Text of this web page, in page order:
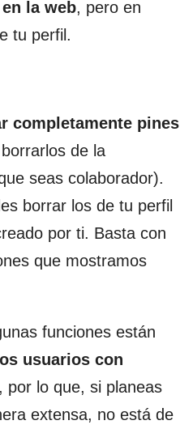
la web, pero en
tu perfil.
completamente pines
de la
seas colaborador).
borrar los de tu perfil
por ti. Basta con
que mostramos
funciones están
usuarios con
por lo que, si planeas
extensa, no está de